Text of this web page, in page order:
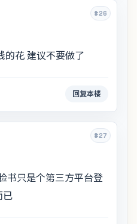
#26
的花 建议不要做了
回复本楼
#27
书只是个第三方平台登
已